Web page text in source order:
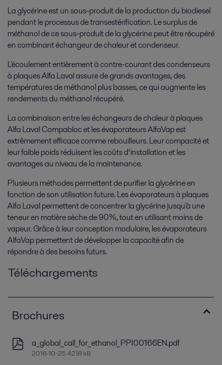
La glycérine est un sous-produit de la production du biodiesel
pendant le processus de transestérification. Le surplus de
méthanol de ce sous-produit de la glycérine peut être récupéré
en combinant échangeur de chaleur et condenseur.
L'écoulement entièrement à contre-courant des condenseurs
à plaques Alfa Laval assure de grands avantages, des
températures de méthanol plus basses, ce qui augmente les
rendements du méthanol récupéré.
La combinaison entre les échangeurs de chaleur à plaques
Alfa Laval Compabloc et les évaporateurs AlfaVap est
extrêmement efficace comme rebouilleurs. Leur compacité et
leur faible poids réduisent les coûts d’installation et les
avantages au niveau de la maintenance.
Plusieurs méthodes permettent de purifier la glycérine en
fonction de son utilisation future. Les évaporateurs à plaques
Alfa Laval permettent de concentrer la glycérine jusqu'à une
teneur en matière sèche de 90%, tout en utilisant moins de
vapeur. Grâce à leur conception modulaire, les évaporateurs
AlfaVap permettent de développer la capacité afin de
répondre à des besoins futurs.
Téléchargements
Brochures
a_global_call_for_ethanol_PPI00166EN.pdf
2016-10-25 4218 kB